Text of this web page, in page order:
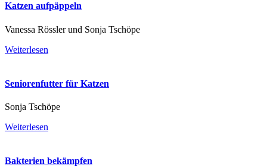
Katzen aufpäppeln
Vanessa Rössler und Sonja Tschöpe
Weiterlesen
Seniorenfutter für Katzen
Sonja Tschöpe
Weiterlesen
Bakterien bekämpfen